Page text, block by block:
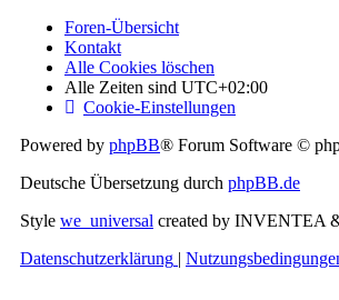
Foren-Übersicht
Kontakt
Alle Cookies löschen
Alle Zeiten sind UTC+02:00
Cookie-Einstellungen
Powered by phpBB® Forum Software ©
Deutsche Übersetzung durch phpBB.de
Style we_universal created by INVENTEA
Datenschutzerklärung |